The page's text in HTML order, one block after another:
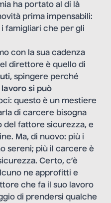
ha portato al di là
prima impensabili:
i famigliari che per gli
con la sua cadenza
direttore è quello di
, spingere perché
si può
questo è un mestiere
di carcere bisogna
fattore sicurezza, e
Ma, di nuovo: più i
sereni; più il carcere è
Certo, c’è
ne approfitti e
che fa il suo lavoro
di prendersi qualche